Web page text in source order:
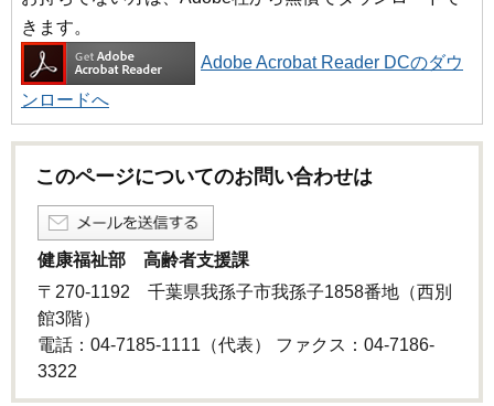
きます。
Adobe Acrobat Reader DCのダウ
ンロードへ
このページについてのお問い合わせは
健康福祉部 高齢者支援課
〒270-1192 千葉県我孫子市我孫子1858番地（西別
館3階）
電話：04-7185-1111（代表） ファクス：04-7186-
3322